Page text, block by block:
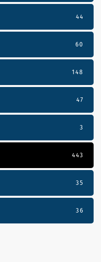
44
60
148
47
3
443
35
36